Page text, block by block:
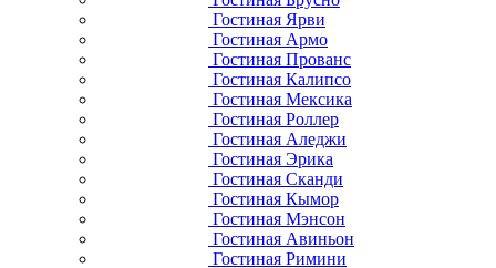
Гостиная Ярви
Гостиная Армо
Гостиная Прованс
Гостиная Калипсо
Гостиная Мексика
Гостиная Роллер
Гостиная Аледжи
Гостиная Эрика
Гостиная Сканди
Гостиная Кымор
Гостиная Мэнсон
Гостиная Авиньон
Гостиная Римини